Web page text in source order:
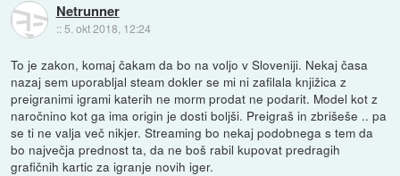
Netrunner
:: 5. okt 2018, 12:24
To je zakon, komaj čakam da bo na voljo v Sloveniji. Nekaj časa
nazaj sem uporabljal steam dokler se mi ni zafilala knjižica z
preigranimi igrami katerih ne morm prodat ne podarit. Model kot z
naročnino kot ga ima origin je dosti boljši. Preigraš in zbrišeše .. pa
se ti ne valja več nikjer. Streaming bo nekaj podobnega s tem da
bo največja prednost ta, da ne boš rabil kupovat predragih
grafičnih kartic za igranje novih iger.